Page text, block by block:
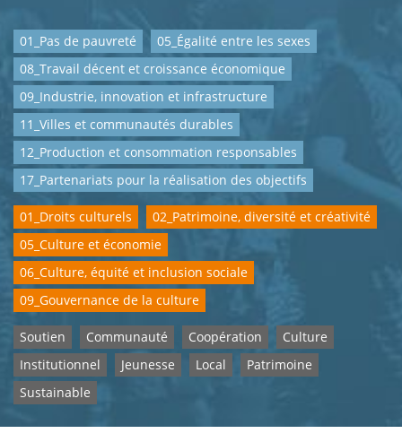
01_Pas de pauvreté
05_Égalité entre les sexes
08_Travail décent et croissance économique
09_Industrie, innovation et infrastructure
11_Villes et communautés durables
12_Production et consommation responsables
17_Partenariats pour la réalisation des objectifs
01_Droits culturels
02_Patrimoine, diversité et créativité
05_Culture et économie
06_Culture, équité et inclusion sociale
09_Gouvernance de la culture
Soutien Communauté Coopération
Culture
Institutionnel
Jeunesse Local
Patrimoine
Sustainable